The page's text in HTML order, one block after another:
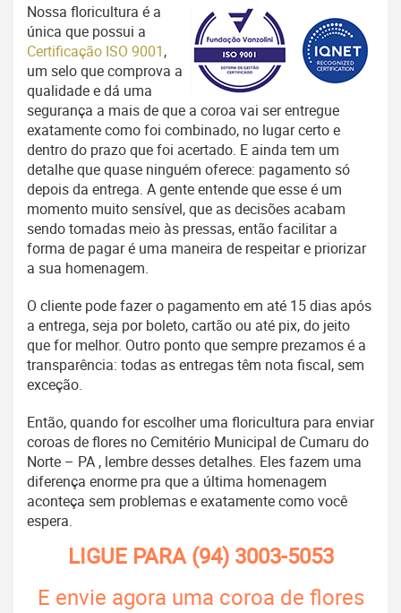
Nossa floricultura é a
única que possui a
Certificação ISO 9001,
um selo que comprova a
qualidade e dá uma
segurança a mais de que a coroa vai ser entregue
exatamente como foi combinado, no lugar certo e
dentro do prazo que foi acertado. E ainda tem um
detalhe que quase ninguém oferece: pagamento só
depois da entrega. A gente entende que esse é um
momento muito sensível, que as decisões acabam
sendo tomadas meio às pressas, então facilitar a
forma de pagar é uma maneira de respeitar e priorizar
a sua homenagem.
O cliente pode fazer o pagamento em até 15 dias após
a entrega, seja por boleto, cartão ou até pix, do jeito
que for melhor. Outro ponto que sempre prezamos é a
transparência: todas as entregas têm nota fiscal, sem
exceção.
Então, quando for escolher uma floricultura para enviar
coroas de flores no Cemitério Municipal de Cumaru do
Norte – PA , lembre desses detalhes. Eles fazem uma
diferença enorme pra que a última homenagem
aconteça sem problemas e exatamente como você
espera.
LIGUE PARA(94) 3003-5053
E envie agora uma coroa de flores